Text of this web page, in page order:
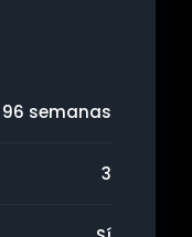
96 semanas
3